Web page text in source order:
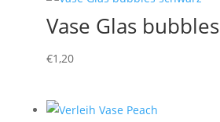
Vase Glas bubbles
€1,20